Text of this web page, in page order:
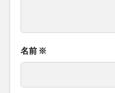
名前 ※